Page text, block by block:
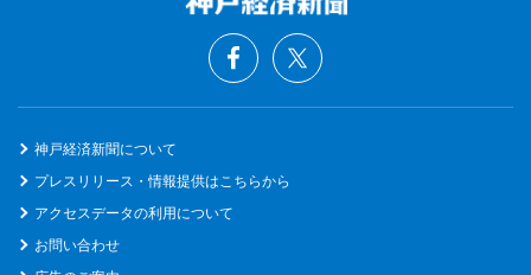
神戸経済新聞について
プレスリリース・情報提供はこちらから
アクセスデータの利用について
お問い合わせ